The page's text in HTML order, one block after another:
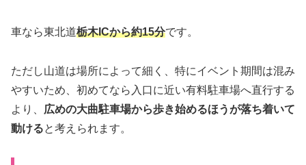
車なら東北道栃木ICから約15分です。
ただし山道は場所によって細く、特にイベント期間は混み
やすいため、初めてなら入口に近い有料駐車場へ直行する
より、 広めの大曲駐車場から歩き始めるほうが落ち着いて
動けると考えられます。